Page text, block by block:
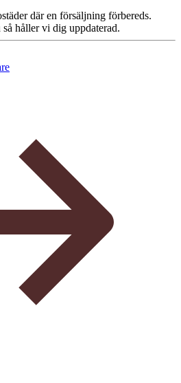
där en försäljning förbereds.
håller vi dig uppdaterad.